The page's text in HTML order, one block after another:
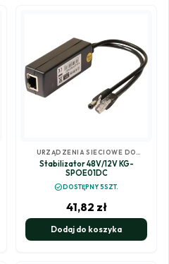
URZĄDZENIA SIECIOWE DO
MONITORINGU
Stabilizator 48V/12V KG-
SPOE01DC
check_circleDOSTĘPNY 5SZT.
41,82 zł
Dodaj do koszyka